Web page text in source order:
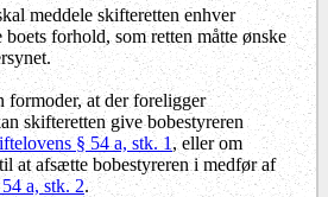
meddele skifteretten enhver
forhold, som retten måtte ønske
formoder, at der foreligger
skifteretten give bobestyreren
§ 54 a, stk. 1, eller om
at afsætte bobestyreren i medfør af
a, stk. 2.